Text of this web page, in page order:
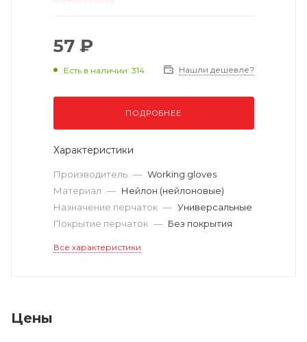
57 ₽
Есть в наличии: 314 Нашли дешевле?
ПОДРОБНЕЕ
Характеристики
Производитель — Working gloves
Материал — Нейлон (нейлоновые)
Назначение перчаток — Универсальные
Покрытие перчаток — Без покрытия
Все характеристики
Цены